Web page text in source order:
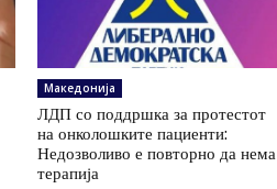
Македонија
ЛДП со поддршка за протестот
на онколошките пациенти:
Недозволиво е повторно да нема
терапија